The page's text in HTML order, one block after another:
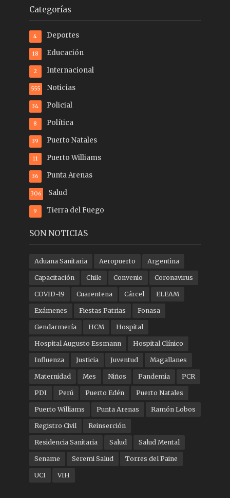
Categorías
Deportes
4
Educación
18
Internacional
2
Noticias
555
Policial
34
Política
8
Puerto Natales
39
Puerto Williams
11
Punta Arenas
36
Salud
306
Tierra del Fuego
9
SON NOTICIAS
Aduana Sanitaria Aeropuerto Argentina
Capacitación Chile Convenio Coronavirus
COVID-19 Cuarentena Cárcel ELEAM
Exámenes Fiestas Patrias Fonasa
Gendarmería HCM Hospital
Hospital Augusto Essmann Hospital Clínico
Influenza Justicia Juventud Magallanes
Maternidad Mes Niños Pandemia PCR
PDI Perú Puerto Edén Puerto Natales
Puerto Williams Punta Arenas Ramón Lobos
Registro Civil Reinserción
Residencia Sanitaria Salud Salud Mental
Sename Seremi Salud Torres del Paine
UCI VIH